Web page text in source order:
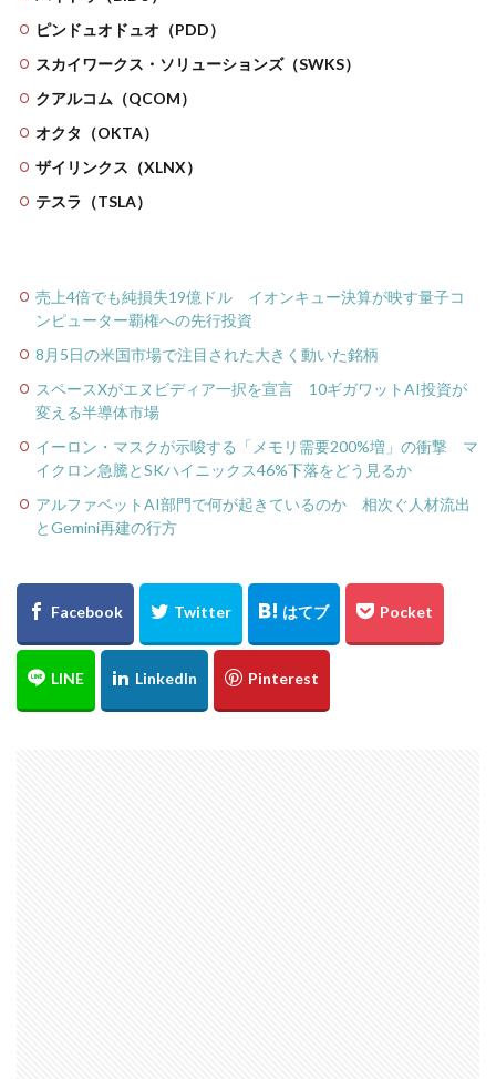
ピンドュオドュオ（PDD）
スカイワークス・ソリューションズ（SWKS）
クアルコム（QCOM）
オクタ（OKTA）
ザイリンクス（XLNX）
テスラ（TSLA）
売上4倍でも純損失19億ドル イオンキュー決算が映す量子コ
ンピューター覇権への先行投資
8月5日の米国市場で注目された大きく動いた銘柄
スペースXがエヌビディア一択を宣言 10ギガワットAI投資が
変える半導体市場
イーロン・マスクが示唆する「メモリ需要200%増」の衝撃 マ
イクロン急騰とSKハイニックス46%下落をどう見るか
アルファベットAI部門で何が起きているのか 相次ぐ人材流出
とGemini再建の行方